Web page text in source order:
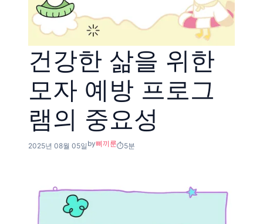
건강한 삶을 위한
모자 예방 프로그
램의 중요성
2025년 08월 05일 by삐끼룬 5분